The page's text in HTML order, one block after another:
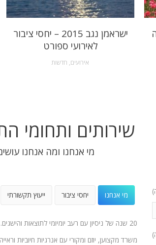
ישראמן נגב 2015 – יחסי ציבור
לאירועי ספורט
אירועים, חדשות
שירותים ותחומי
מי אנחנו ומה אנחנו
מי אנחנו יחסי ציבור ייעוץ תקשורתי
20 שנה של ניסיון עם רעב יומיומי לתוצאות והישגים.
משרד מקצוען, יוזם ומקורי עם אנרגיות חיוביות